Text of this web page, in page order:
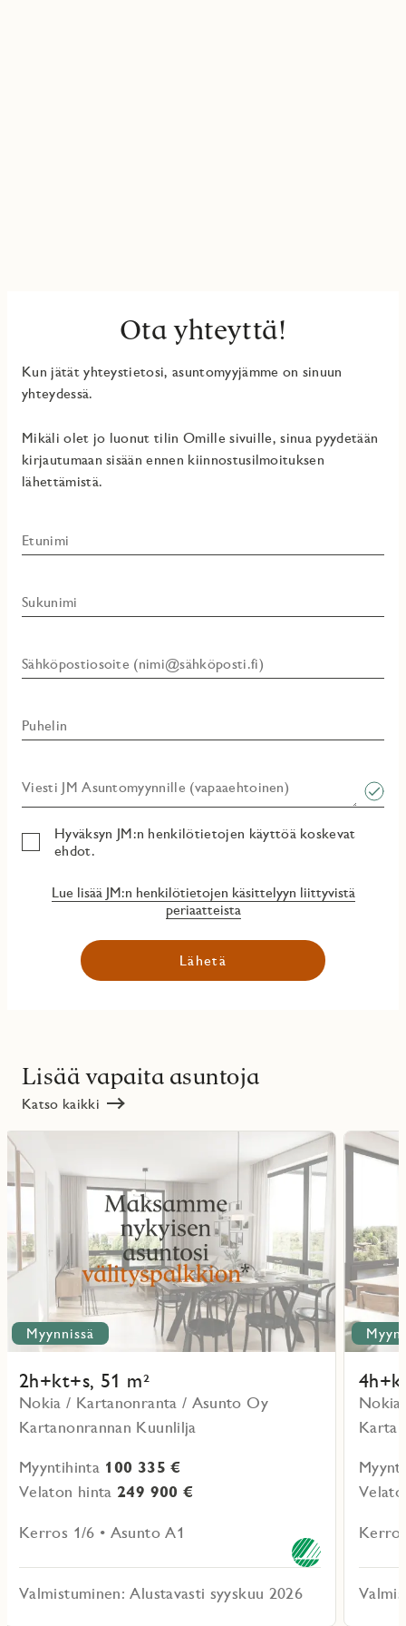
Ota yhteyttä!
Kun jätät yhteystietosi, asuntomyyjämme on sinuun
yhteydessä.
Mikäli olet jo luonut tilin Omille sivuille, sinua pyydetään
kirjautumaan sisään ennen kiinnostusilmoituksen
lähettämistä.
Etunimi
Sukunimi
Sähköpostiosoite (nimi@sähköposti.fi)
Puhelin
Viesti JM Asuntomyynnille (vapaaehtoinen)​
Hyväksyn JM:n henkilötietojen käyttöä koskevat
ehdot.
Lue lisää JM:n henkilötietojen käsittelyyn liittyvistä
periaatteista
Lähetä
Lisää vapaita asuntoja
Katso kaikki
Myynnissä
2h+kt+s, 51 m²
Nokia / Kartanonranta / Asunto Oy
Kartanonrannan Kuunlilja
Myyntihinta 100 335 €
Velaton hinta 249 900 €
Kerros 1/6 • Asunto A1
Valmistuminen: Alustavasti syyskuu 2026
Lue
lisää
kohteesta
Nokia
Lue
lisää